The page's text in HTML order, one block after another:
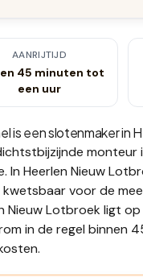
AANRIJTIJD
45 minuten tot
een uur
is een slotenmaker in
monteur
In Heerlen Nieuw
kwetsbaar voor de
Nieuw Lotbroek ligt
in de regel binnen